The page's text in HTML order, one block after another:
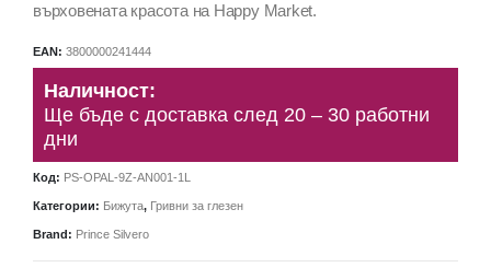
върховената красота на Happy Market.
EAN: 3800000241444
Наличност:
Ще бъде с доставка след 20 – 30 работни
дни
Код: PS-OPAL-9Z-AN001-1L
Категории: Бижута, Гривни за глезен
Brand: Prince Silvero